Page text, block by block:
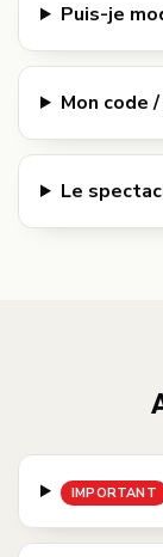
Puis-je
Mon code
Le
IMPORTANT